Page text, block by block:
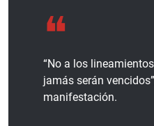
“No a los
jamás serán
manifestación.